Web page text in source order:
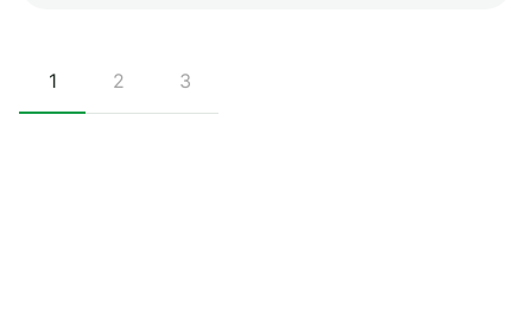
1 2 3